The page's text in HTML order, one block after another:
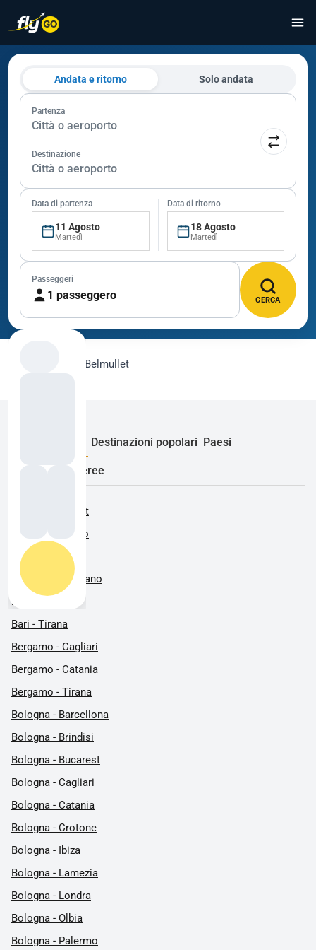
Andata e ritorno Solo andata
Partenza
Città o aeroporto
Destinazione
Città o aeroporto
Data di partenza
11 Agosto
Martedì
Data di ritorno
18 Agosto
Martedì
Passeggeri
1 passeggero CERCA
Belmullet
Destinazioni popolari Paesi
Compagnie aeree
Roma - Bucarest
Alghero - Milano
Alghero - Roma
Barcellona - Milano
Bari - Milano
Bari - Tirana
Bergamo - Cagliari
Bergamo - Catania
Bergamo - Tirana
Bologna - Barcellona
Bologna - Brindisi
Bologna - Bucarest
Bologna - Cagliari
Bologna - Catania
Bologna - Crotone
Bologna - Ibiza
Bologna - Lamezia
Bologna - Londra
Bologna - Olbia
Bologna - Palermo